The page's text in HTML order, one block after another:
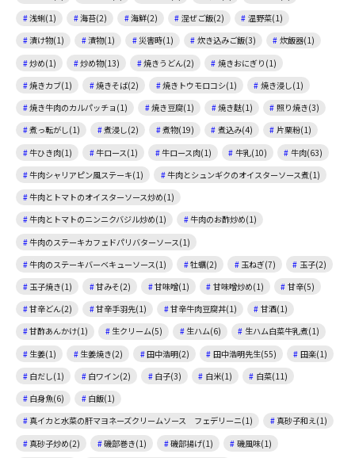
浅蜊(1)
海苔(2) 海鮮(2) 混ぜご飯(2)
温野菜(1)
漬け物(1)
漬物(1) 災害時(1) 炊き込みご飯(3)
炊飯器(1)
炒め(1)
炒め物(13) 焼きうどん(2)
焼きおにぎり(1)
焼きカブ(1)
焼きそば(2) 焼きトウモロコシ(1)
焼き浸し(1)
焼き牛肉のカルパッチョ(1)
焼き豆腐(1) 焼き麩(1)
照り焼き(3)
煮っ転がし(1)
煮浸し(2) 煮物(19) 煮込み(4)
片栗粉(1)
牛ひき肉(1)
牛ロース(1) 牛ロース肉(1) 牛乳(10)
牛肉(63)
牛肉シャリアピン風ステーキ(1)
牛肉とシュンギクのオイスターソース煮(1)
牛肉とトマトのオイスターソース炒め(1)
牛肉とトマトのニンニクバジル炒め(1)
牛肉のお酢炒め(1)
牛肉のステーキカフェドパリバターソース(1)
牛肉のステーキバーベキューソース(1)
牡蠣(2) 玉ねぎ(7)
玉子(2)
玉子焼き(1)
甘みそ(2) 甘味噌(1) 甘味噌炒め(1)
甘辛(5)
甘辛どん(2)
甘辛手羽先(1) 甘辛牛肉豆腐丼(1)
甘酒(1)
甘酢あんかけ(1)
生クリーム(5) 生ハム(6)
生ハム白菜牛乳煮(1)
生姜(1)
生姜焼き(2) 田中浩明(2) 田中浩明先生(55)
田楽(1)
白だし(1)
白ワイン(2) 白子(3) 白米(1)
白菜(11)
白身魚(6)
白飯(1)
真イカと水菜の肝マヨネーズクリームソース フェデリーニ(1)
真砂子和え(1)
真砂子炒め(2)
磯部巻き(1) 磯部揚げ(1)
磯風味(1)